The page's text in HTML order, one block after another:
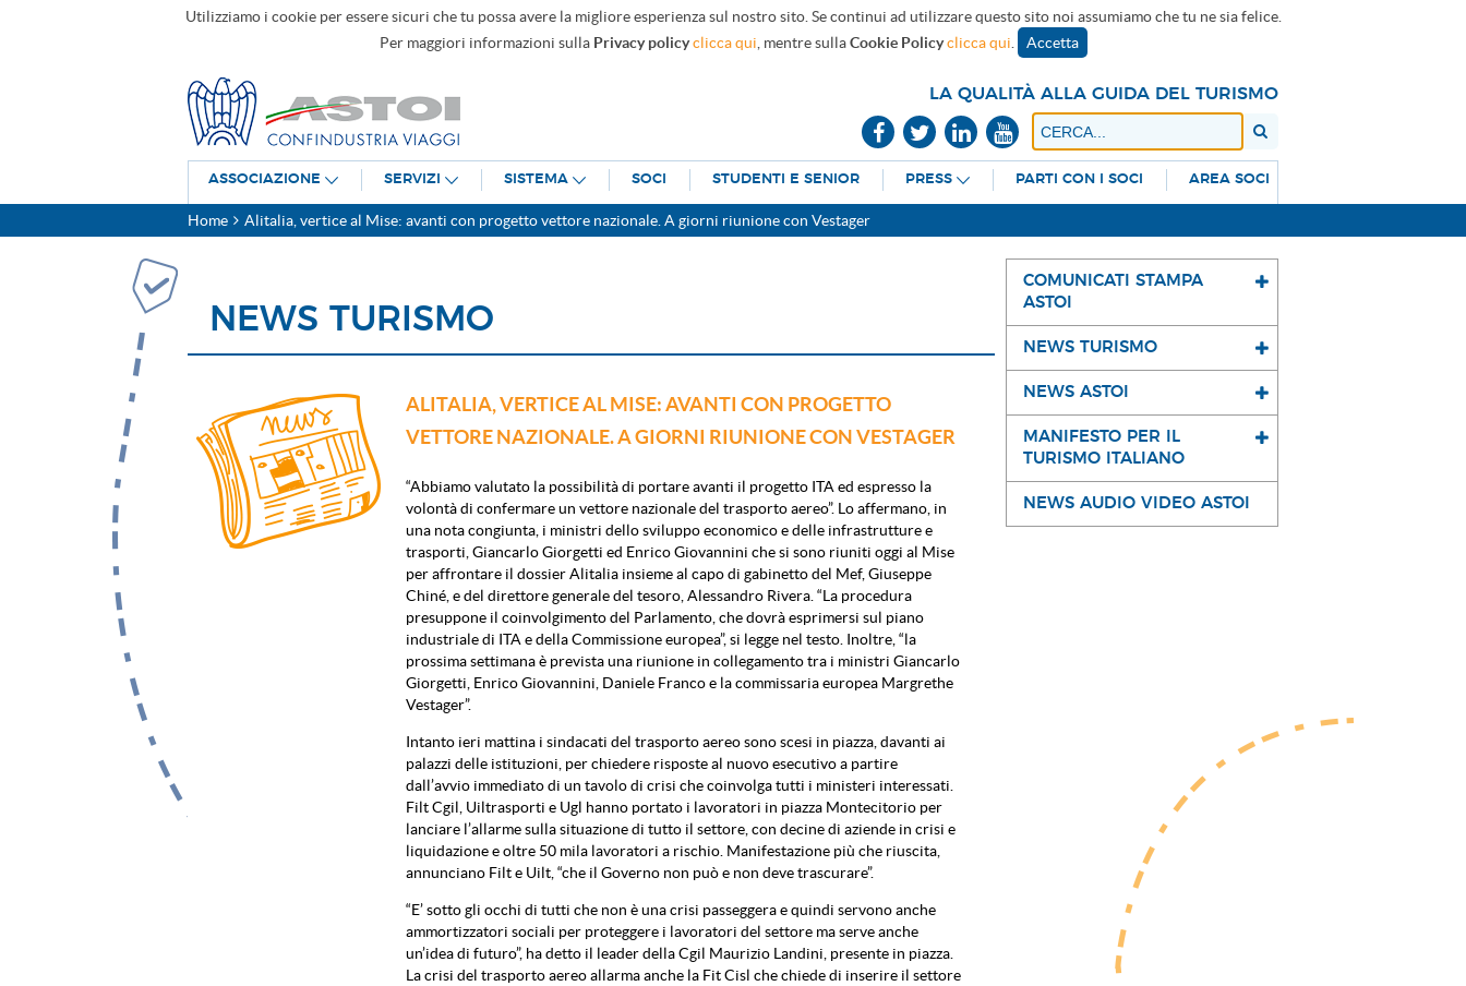
Utilizziamo i cookie per essere sicuri che tu possa avere la migliore esperienza sul nostro sito. Se continui ad utilizzare questo sito noi assumiamo che tu ne sia felice.
Per maggiori informazioni sulla Privacy policy clicca qui , mentre sullaCookie Policy clicca qui Accetta
LA QUALITÀ ALLA GUIDA DEL TURISMO
ASSOCIAZIONE SERVIZI SISTEMA SOCI STUDENTI E SENIOR PRESS PARTI CON I SOCI AREA SOCI
Home Alitalia, vertice al Mise: avanti con progetto vettore nazionale. A giorni riunione con Vestager
NEWS TURISMO
ALITALIA, VERTICE AL MISE: AVANTI CON PROGETTO
VETTORE NAZIONALE. A GIORNI RIUNIONE CON VESTAGER
“Abbiamo valutato la possibilità di portare avanti il progetto ITA ed espresso la
volontà di confermare un vettore nazionale del trasporto aereo”. Lo affermano, in
una nota congiunta, i ministri dello sviluppo economico e delle infrastrutture e
trasporti, Giancarlo Giorgetti ed Enrico Giovannini che si sono riuniti oggi al Mise
per affrontare il dossier Alitalia insieme al capo di gabinetto del Mef, Giuseppe
Chiné, e del direttore generale del tesoro, Alessandro Rivera. “La procedura
presuppone il coinvolgimento del Parlamento, che dovrà esprimersi sul piano
industriale di ITA e della Commissione europea”, si legge nel testo. Inoltre, “la
prossima settimana è prevista una riunione in collegamento tra i ministri Giancarlo
Giorgetti, Enrico Giovannini, Daniele Franco e la commissaria europea Margrethe
Vestager”.
Intanto ieri mattina i sindacati del trasporto aereo sono scesi in piazza, davanti ai
palazzi delle istituzioni, per chiedere risposte al nuovo esecutivo a partire
dall’avvio immediato di un tavolo di crisi che coinvolga tutti i ministeri interessati.
Filt Cgil, Uiltrasporti e Ugl hanno portato i lavoratori in piazza Montecitorio per
lanciare l’allarme sulla situazione di tutto il settore, con decine di aziende in crisi e
liquidazione e oltre 50 mila lavoratori a rischio. Manifestazione più che riuscita,
annunciano Filt e Uilt, “che il Governo non può e non deve trascurare”.
“E’ sotto gli occhi di tutti che non è una crisi passeggera e quindi servono anche
ammortizzatori sociali per proteggere i lavoratori del settore ma serve anche
un’idea di futuro”, ha detto il leader della Cgil Maurizio Landini, presente in piazza.
La crisi del trasporto aereo allarma anche la Fit Cisl che chiede di inserire il settore
COMUNICATI STAMPA
ASTOI
NEWS TURISMO
NEWS ASTOI
MANIFESTO PER IL
TURISMO ITALIANO
NEWS AUDIO VIDEO ASTOI